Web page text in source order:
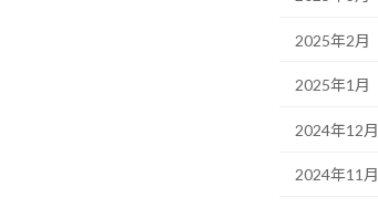
2025年2月
2025年1月
2024年12月
2024年11月